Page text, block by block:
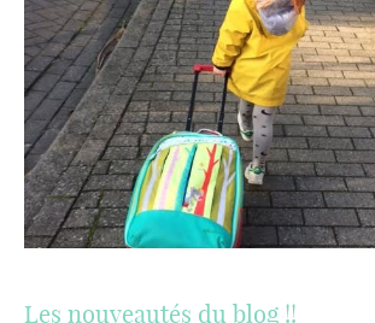
Les nouveautés du blog !!